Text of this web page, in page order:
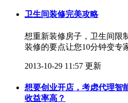
卫生间装修完美攻略
想重新装修房子，卫生间限
装修的要点让您10分钟变专
2013-10-29 11:57 更新
想要创业开店，考虑代理智
收益率高？